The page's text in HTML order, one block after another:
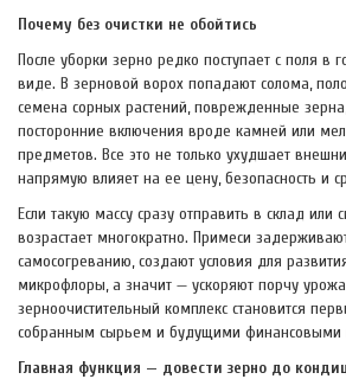
Почему без очистки не обойтись
После уборки зерно редко поступает с поля в
виде. В зерновой ворох попадают солома,
семена сорных растений, поврежденные
посторонние включения вроде камней или
предметов. Все это не только ухудшает
напрямую влияет на ее цену, безопасность и
Если такую массу сразу отправить в склад или
возрастает многократно. Примеси
самосогреванию, создают условия для
микрофлоры, а значит — ускоряют порчу
зерноочистительный комплекс становится
собранным сырьем и будущими финансовыми
Главная функция — довести зерно до